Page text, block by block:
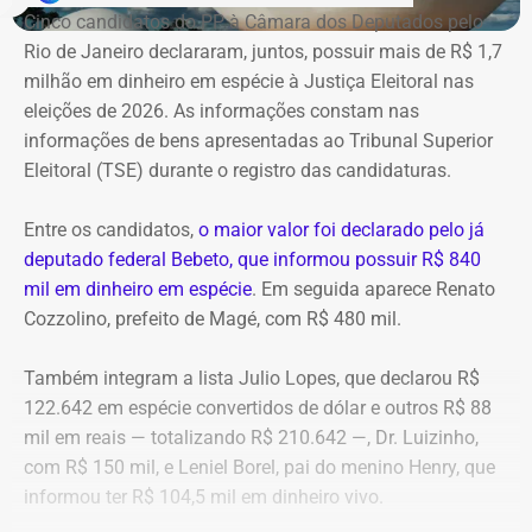
combustível ao país. Com a Refit postergava de
pagamentos de impostos, a empresa só deveria pagar o
tributo no momento da venda para o consumidor final,
algo que nunca foi feito, de acordo com a investigação.
*Com informações do blog do Octávio Guedes, do portal
Cinco candidatos do PP à Câmara dos Deputados pelo
Rio de Janeiro declararam, juntos, possuir mais de R$ 1,7
milhão em dinheiro em espécie à Justiça Eleitoral nas
eleições de 2026. As informações constam nas
informações de bens apresentadas ao Tribunal Superior
Eleitoral (TSE) durante o registro das candidaturas.
Entre os candidatos, o maior valor foi declarado pelo já
deputado federal Bebeto, que informou possuir R$ 840
mil em dinheiro em espécie. Em seguida aparece Renato
Cozzolino, prefeito de Magé, com R$ 480 mil.
Também integram a lista Julio Lopes, que declarou R$
122.642 em espécie convertidos de dólar e outros R$ 88
mil em reais — totalizando R$ 210.642 —, Dr. Luizinho,
com R$ 150 mil, e Leniel Borel, pai do menino Henry, que
informou ter R$ 104,5 mil em dinheiro vivo.